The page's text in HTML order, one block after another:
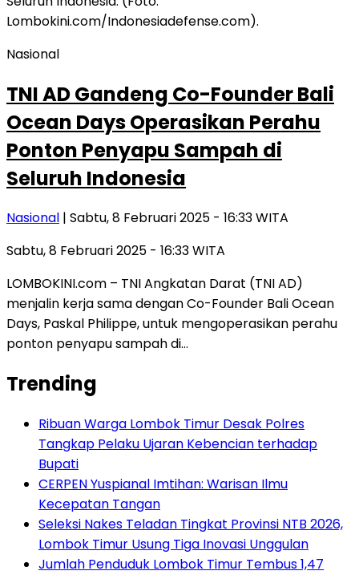
Nasional
TNI AD Gandeng Co-Founder Bali
Ocean Days Operasikan Perahu
Ponton Penyapu Sampah di
Seluruh Indonesia
Nasional | Sabtu, 8 Februari 2025 - 16:33 WITA
Sabtu, 8 Februari 2025 - 16:33 WITA
LOMBOKINI.com – TNI Angkatan Darat (TNI AD)
menjalin kerja sama dengan Co-Founder Bali Ocean
Days, Paskal Philippe, untuk mengoperasikan perahu
ponton penyapu sampah di…
Trending
Ribuan Warga Lombok Timur Desak Polres
Tangkap Pelaku Ujaran Kebencian terhadap
Bupati
CERPEN Yuspianal Imtihan: Warisan Ilmu
Kecepatan Tangan
Seleksi Nakes Teladan Tingkat Provinsi NTB 2026,
Lombok Timur Usung Tiga Inovasi Unggulan
Jumlah Penduduk Lombok Timur Tembus 1,47